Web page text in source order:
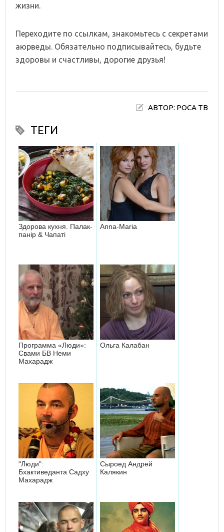
жизни.
Переходите по ссылкам, знакомьтесь с секретами
аюрведы. Обязательно подписывайтесь, будьте
здоровы и счастливы, дорогие друзья!
АВТОР: РОСА ТВ
ТЕГИ
Здорова кухня. Палак-
панір & Чапаті
Anna-Maria
Программа «Люди»:
Свами БВ Неми
Махарадж
Ольга Калабан
"Люди":
Бхактиведанта Садху
Махарадж
Сыроед Андрей
Калякин